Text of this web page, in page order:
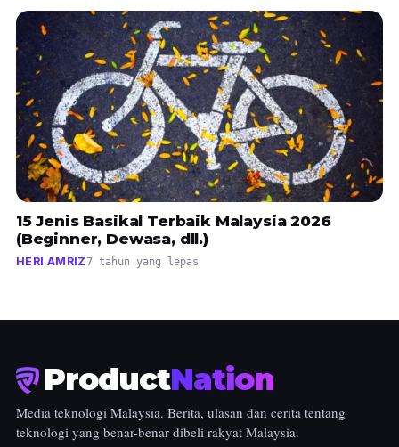
15 Jenis Basikal Terbaik Malaysia 2026
(Beginner, Dewasa, dll.)
HERI AMRIZ7 tahun yang lepas
ProductNation
Media teknologi Malaysia. Berita, ulasan dan cerita tentang
teknologi yang benar-benar dibeli rakyat Malaysia.